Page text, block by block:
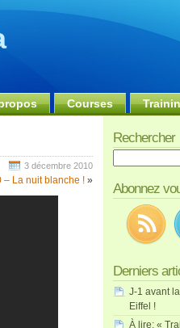
Courses
3 décembre 2010
– La nuit blanche ! »
Rechercher
Abonnez
Derniers
J-1 avant
Eiffel !
À lire: «